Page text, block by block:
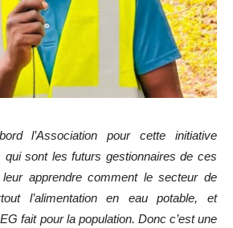
l’Association pour cette initiative
qui sont les futurs gestionnaires de ces
apprendre comment le secteur de
l’alimentation en eau potable, et
fait pour la population. Donc c’est une